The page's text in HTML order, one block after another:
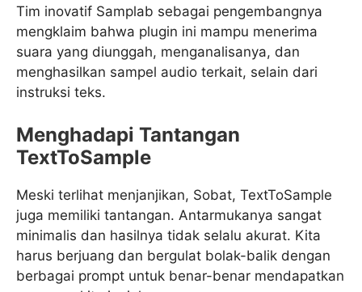
Tim inovatif Samplab sebagai pengembangnya
mengklaim bahwa plugin ini mampu menerima
suara yang diunggah, menganalisanya, dan
menghasilkan sampel audio terkait, selain dari
instruksi teks.
Menghadapi Tantangan
TextToSample
Meski terlihat menjanjikan, Sobat, TextToSample
juga memiliki tantangan. Antarmukanya sangat
minimalis dan hasilnya tidak selalu akurat. Kita
harus berjuang dan bergulat bolak-balik dengan
berbagai prompt untuk benar-benar mendapatkan